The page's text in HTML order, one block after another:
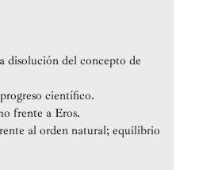
disolución del concepto de
científico.
frente a Eros.
al orden natural; equilibrio